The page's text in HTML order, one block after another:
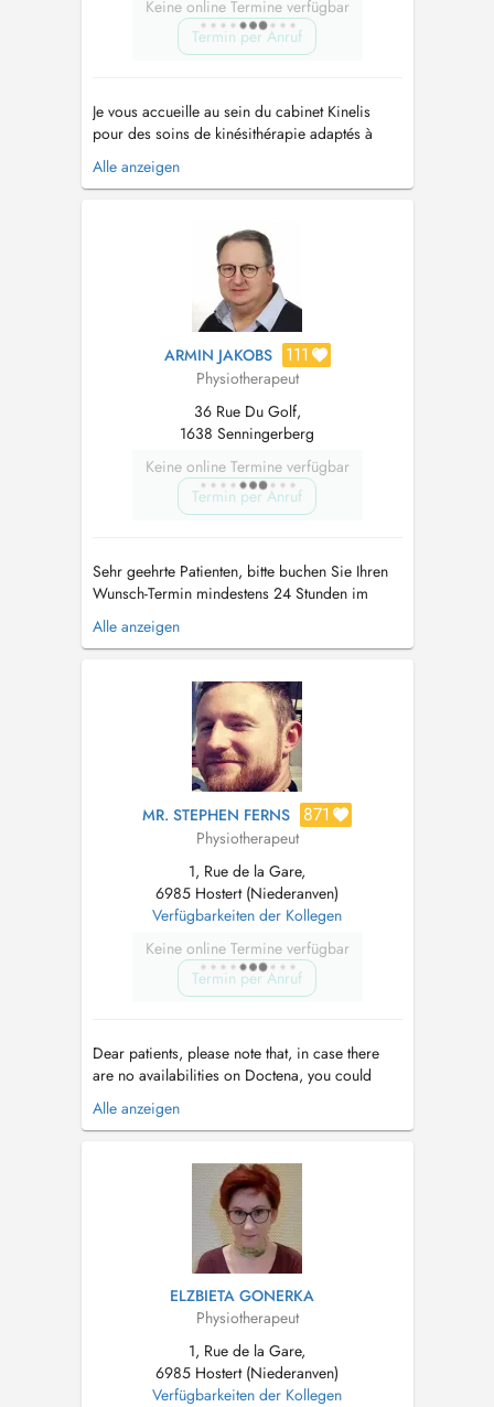
Keine online Termine verfügbar
Termin per Anruf
Je vous accueille au sein du cabinet Kinelis
pour des soins de kinésithérapie adaptés à
tous les âges, du bébé à l'adulte. Mes
spécialités : - Kinésithérapie générale -
(pieds bots varus équin, malpos...
Alle anzeigen
ARMIN JAKOBS 111
Physiotherapeut
36 Rue Du Golf,
1638 Senningerberg
Keine online Termine verfügbar
Termin per Anruf
Sehr geehrte Patienten, bitte buchen Sie Ihren
Wunsch-Termin mindestens 24 Stunden im
Voraus, da ansonsten Ihr Termin nicht garantiert
werden kann. Bitte parken Sie Ihr Fahrzeug nur
GERADE ein - und belegen Sie bitte nicht 2
Parkplaetze. Vielen D...
Alle anzeigen
MR. STEPHEN FERNS 871
Physiotherapeut
1, Rue de la Gare,
6985 Hostert (Niederanven)
Verfügbarkeiten der Kollegen
Keine online Termine verfügbar
Termin per Anruf
Dear patients, please note that, in case there
are no availabilities on Doctena, you could
send me an SMS/whatsapp with the
appointment request. The building has very bad
We prefer Whatsapp or imessage (Iphone)
Chers Patients, Au cas ou vous trouve...
Alle anzeigen
ELZBIETA GONERKA
Physiotherapeut
1, Rue de la Gare,
6985 Hostert (Niederanven)
Verfügbarkeiten der Kollegen